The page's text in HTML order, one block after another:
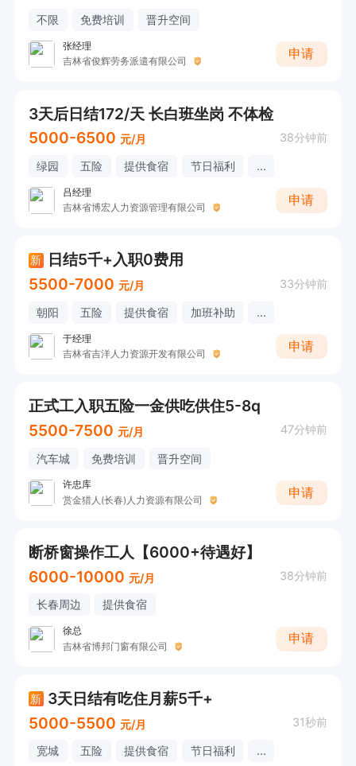
不限 免费培训 晋升空间
张经理
吉林省俊辉劳务派遣有限公司
申请
3天后日结172/天 长白班坐岗 不体检
5000-6500 元/月 38分钟前
绿园 五险 提供食宿 节日福利 ...
吕经理
吉林省博宏人力资源管理有限公司
申请
新
日结5千+入职0费用
5500-7000 元/月 33分钟前
朝阳 五险 提供食宿 加班补助 ...
于经理
吉林省吉洋人力资源开发有限公司
申请
正式工入职五险一金供吃供住5-8q
5500-7500 元/月 47分钟前
汽车城 免费培训 晋升空间
许忠库
赏金猎人(长春)人力资源有限公司
申请
断桥窗操作工人【6000+待遇好】
6000-10000 元/月 38分钟前
长春周边 提供食宿
徐总
吉林省博邦门窗有限公司
申请
新 3天日结有吃住月薪5千+
5000-5500 元/月 31秒前
宽城 五险 提供食宿 节日福利 ...